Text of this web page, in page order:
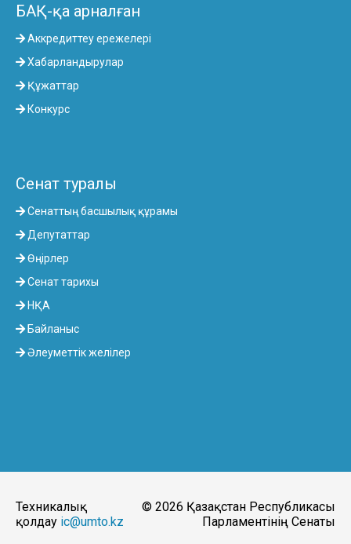
БАҚ-қа арналған
Аккредиттеу ережелері
Хабарландырулар
Құжаттар
Конкурс
Сенат туралы
Сенаттың басшылық құрамы
Депутаттар
Өңірлер
Сенат тарихы
НҚА
Байланыс
Әлеуметтік желілер
Техникалық
қолдау ic@umto.kz
© 2026 Қазақстан Республикасы
Парламентінің Сенаты